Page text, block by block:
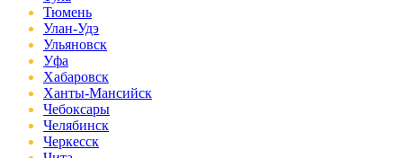
Тюмень
Улан-Удэ
Ульяновск
Уфа
Хабаровск
Ханты-Мансийск
Чебоксары
Челябинск
Черкесск